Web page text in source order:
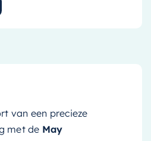
van een precieze
met de May